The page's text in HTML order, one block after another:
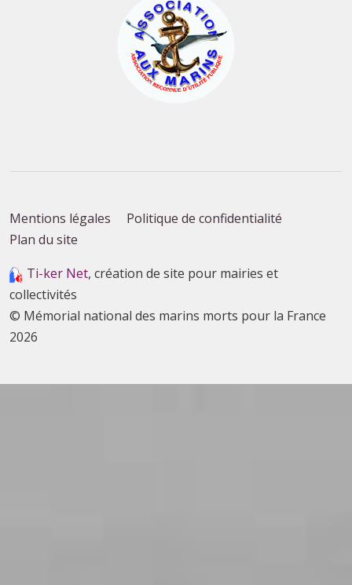
Mentions légales
Politique de confidentialité
Plan du site
Ti-ker Net, création de site pour mairies et
collectivités
© Mémorial national des marins morts pour la France
2026